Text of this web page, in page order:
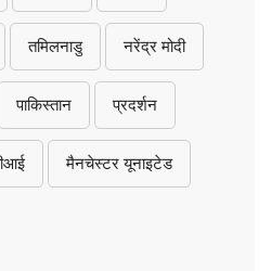
तमिलनाडु नरेंद्र मोदी
पाकिस्तान प्रदर्शन
मैनचेस्टर यूनाइटेड